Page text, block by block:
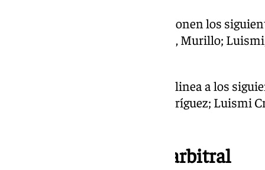
El banquillo del Málaga lo componen los
Gabilondo, Pastor, Víctor García, Murillo;
Por parte del Tenerife, Cervera alinea a los
Mellot, Juande, León, David Rodríguez; Luismi
16.00 | Designación arbitral